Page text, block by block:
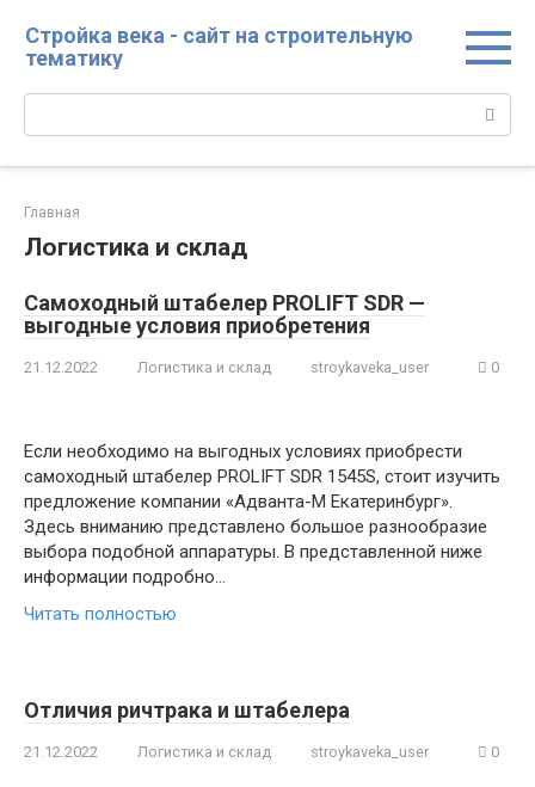
контенту
Стройка века - сайт на строительную
тематику
Главная
Логистика и склад
Самоходный штабелер PROLIFT SDR —
выгодные условия приобретения
21.12.2022 Логистика и склад stroykaveka_user 0
Если необходимо на выгодных условиях приобрести
самоходный штабелер PROLIFT SDR 1545S, стоит изучить
предложение компании «Адванта-М Екатеринбург».
Здесь вниманию представлено большое разнообразие
выбора подобной аппаратуры. В представленной ниже
информации подробно…
Читать полностью
Отличия ричтрака и штабелера
21.12.2022 Логистика и склад stroykaveka_user 0